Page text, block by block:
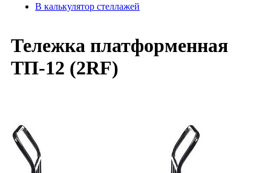
В калькулятор стеллажей
Тележка платформенная
ТП-12 (2RF)